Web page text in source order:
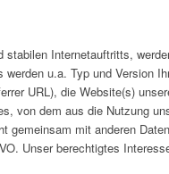
Internetauftritts,
u.a. Typ und Version
URL), die Website(s)
von dem aus die Nutzung
gemeinsam mit anderen
Unser berechtigtes